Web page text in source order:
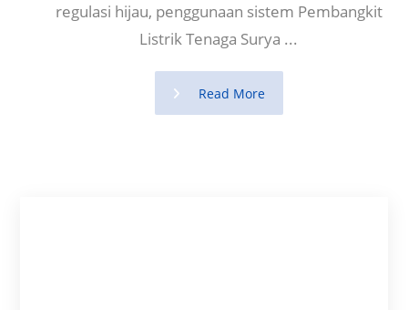
regulasi hijau, penggunaan sistem Pembangkit
Listrik Tenaga Surya ...
Read More